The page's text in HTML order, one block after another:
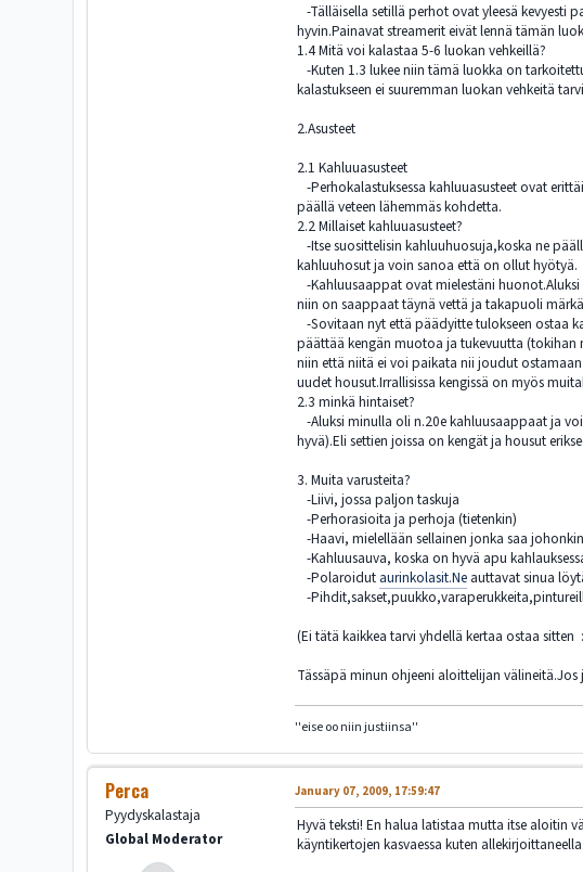
-Tälläisella setillä perhot ovat yleesä
hyvin.Painavat streamerit eivät lennä tämän
1.4 Mitä voi kalastaa 5-6 luokan vehkeillä?
-Kuten 1.3 lukee niin tämä luokka on
kalastukseen ei suuremman luokan vehkeitä
2.Asusteet
2.1 Kahluuasusteet
-Perhokalastuksessa kahluuasusteet ovat
päällä veteen lähemmäs kohdetta.
2.2 Millaiset kahluuasusteet?
-Itse suosittelisin kahluuhuosuja,koska ne
kahluuhosut ja voin sanoa että on ollut hyötyä.
-Kahluusaappat ovat mielestäni
niin on saappaat täynä vettä ja takapuoli
-Sovitaan nyt että päädyitte tulokseen ostaa
päättää kengän muotoa ja tukevuutta
niin että niitä ei voi paikata nii joudut
uudet housut.Irrallisissa kengissä on myös
2.3 minkä hintaiset?
-Aluksi minulla oli n.20e kahluusaappaat ja
hyvä).Eli settien joissa on kengät ja housut
3. Muita varusteita?
-Liivi, jossa paljon taskuja
-Perhorasioita ja perhoja (tietenkin)
-Haavi, mielellään sellainen jonka saa
-Kahluusauva, koska on hyvä apu
-Polaroidut aurinkolasit.Ne auttavat sinua
-
(Ei tätä kaikkea tarvi yhdellä kertaa ostaa sitten
Tässäpä minun ohjeeni aloittelijan
''eise oo niin justiinsa''
Perca
Pyydyskalastaja
Global Moderator
January 07, 2009, 17:59:47
Hyvä teksti! En halua latistaa mutta itse aloitin
käyntikertojen kasvaessa kuten